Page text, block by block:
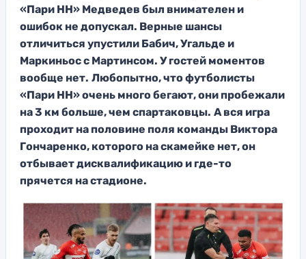
«Пари НН» Медведев был внимателен и
ошибок не допускал. Верные шансы
отличиться упустили Бабич, Угальде и
Маркиньос с Мартинсом. У гостей моментов
вообще нет. Любопытно, что футболисты
«Пари НН» очень много бегают, они пробежали
на 3 км больше, чем спартаковцы. А вся игра
проходит на половине поля команды Виктора
Гончаренко, которого на скамейке нет, он
отбывает дисквалификацию и где-то
прячется на стадионе.